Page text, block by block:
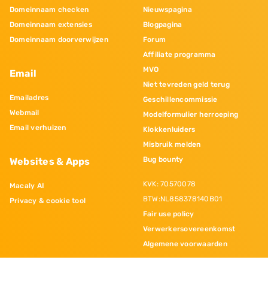
Domeinnaam checken
Domeinnaam extensies
Domeinnaam doorverwijzen
Email
Emailadres
Webmail
Email verhuizen
Websites & Apps
Macaly AI
Privacy & cookie tool
Nieuwspagina
Blogpagina
Forum
Affiliate programma
MVO
Niet tevreden geld terug
Geschillencommissie
Modelformulier herroeping
Klokkenluiders
Misbruik melden
Bug bounty
KVK: 70570078
BTW:NL858378140B01
Fair use policy
Verwerkersovereenkomst
Algemene voorwaarden